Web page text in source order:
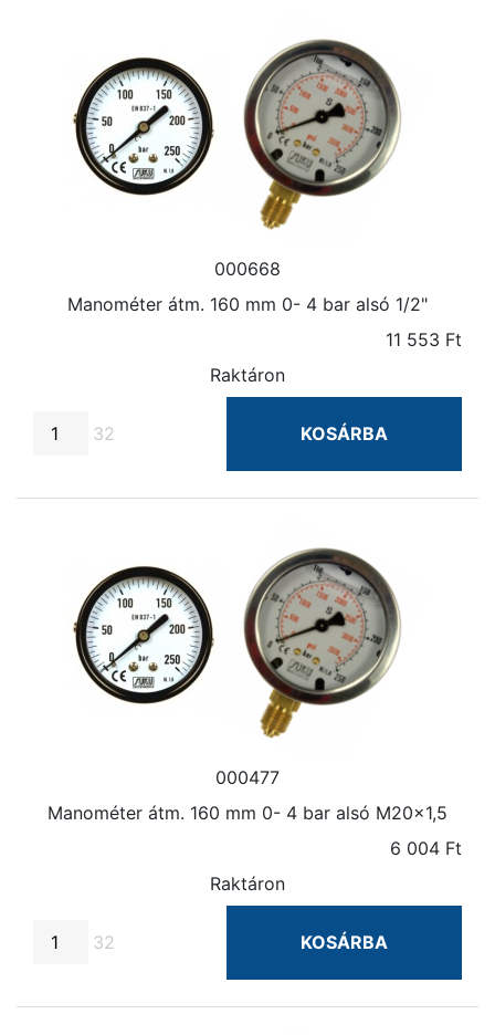
000668
Manométer átm. 160 mm 0- 4 bar alsó 1/2"
11 553 Ft
Raktáron
32 KOSÁRBA
000477
Manométer átm. 160 mm 0- 4 bar alsó M20×1,5
6 004 Ft
Raktáron
32 KOSÁRBA